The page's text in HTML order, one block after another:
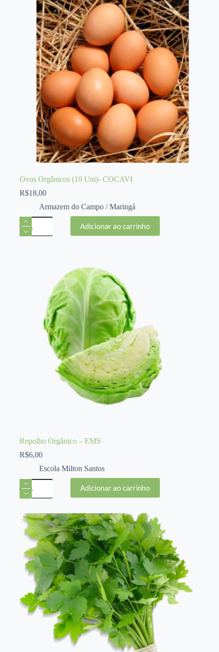
quantidade
Ovos Orgânicos (10 Uni)- COCAVI
R$18,00
Armazem do Campo / Maringá
Ovos
Orgânicos
(10
Adicionar ao carrinho
Repolho Orgânico – EMS
R$6,00
Escola Milton Santos
Repolho
Orgânico
-
quantidade
Adicionar ao carrinho